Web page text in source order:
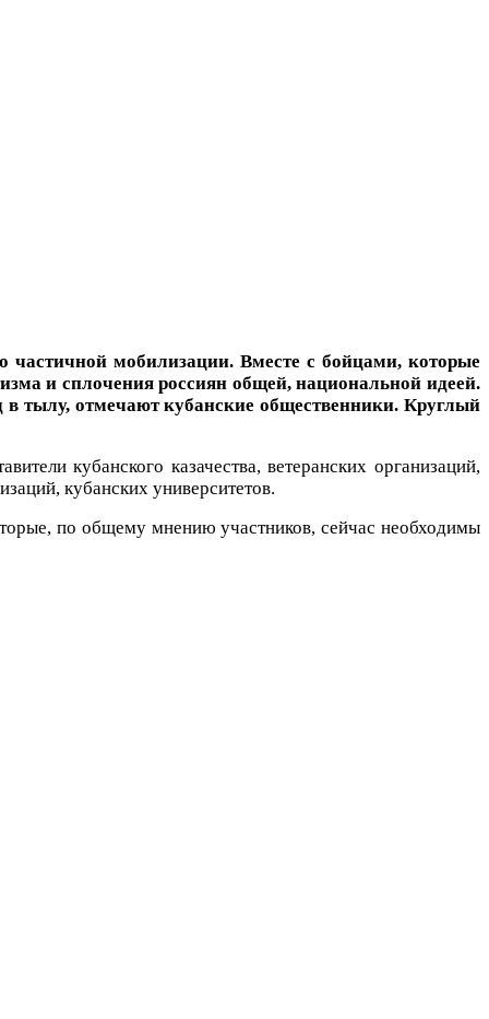
мобилизации. Вместе с бойцами, которые
и сплочения россиян общей, национальной идеей.
тылу, отмечают кубанские общественники. Круглый
кубанского казачества, ветеранских организаций,
кубанских университетов.
по общему мнению участников, сейчас необходимы